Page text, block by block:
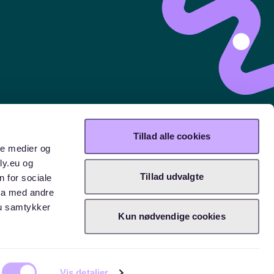
medier og
og
for sociale
med andre
samtykker
Tillad alle cookies
Tillad udvalgte
Kun nødvendige cookies